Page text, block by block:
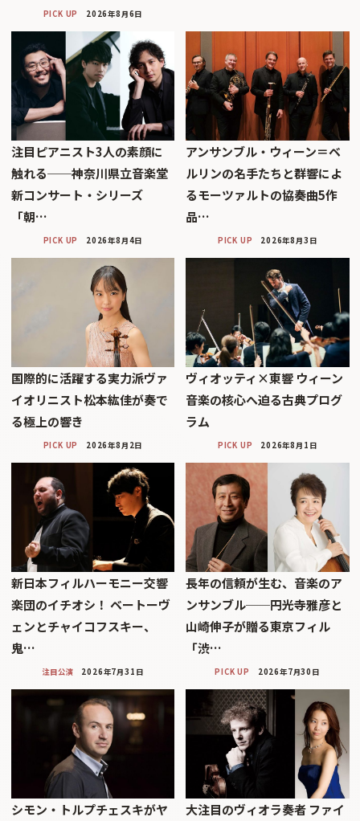
PICK UP 2026年8月6日
注目ピアニスト3人の素顔に
触れる──神奈川県立音楽堂
新コンサート・シリーズ
「朝…
PICK UP 2026年8月4日
アンサンブル・ウィーン＝ベ
ルリンの名手たちと群響によ
るモーツァルトの協奏曲5作
品…
PICK UP 2026年8月3日
国際的に活躍する実力派ヴァ
イオリニスト松本紘佳が奏で
る極上の響き
PICK UP 2026年8月2日
ヴィオッティ×東響 ウィーン
音楽の核心へ迫る古典プログ
ラム
PICK UP 2026年8月1日
新日本フィルハーモニー交響
楽団のイチオシ！ ベートーヴ
ェンとチャイコフスキー、
鬼…
注目公演 2026年7月31日
長年の信頼が生む、音楽のア
ンサンブル──円光寺雅彦と
山崎伸子が贈る東京フィル
「渋…
PICK UP 2026年7月30日
シモン・トルプチェスキがヤ
大注目のヴィオラ奏者 ファイ